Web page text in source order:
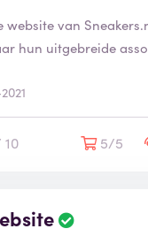
website van
hun uitgebreide
10 5/5